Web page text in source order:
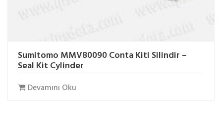
Sumitomo MMV80090 Conta Kiti Silindir –
Seal Kit Cylinder
Devamını Oku